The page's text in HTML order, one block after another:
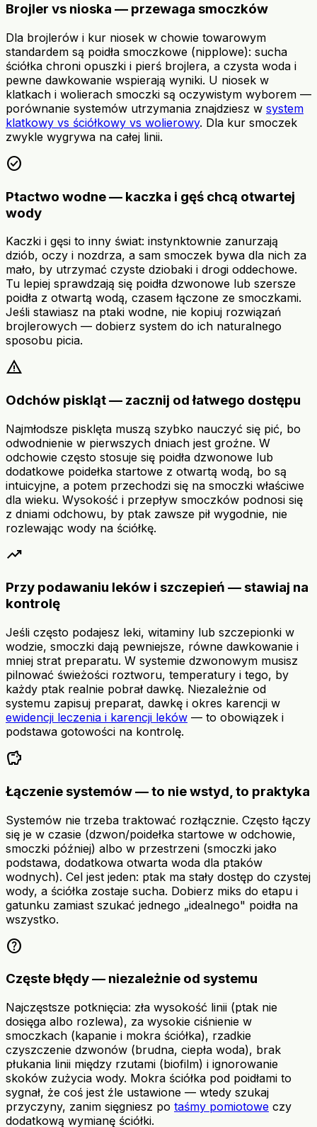
Brojler vs nioska — przewaga smoczków
Dla brojlerów i kur niosek w chowie towarowym
standardem są poidła smoczkowe (nipplowe): sucha
ściółka chroni opuszki i pierś brojlera, a czysta woda i
pewne dawkowanie wspierają wyniki. U niosek w
klatkach i wolierach smoczki są oczywistym wyborem —
porównanie systemów utrzymania znajdziesz w system
klatkowy vs ściółkowy vs wolierowy. Dla kur smoczek
zwykle wygrywa na całej linii.
check_circle
Ptactwo wodne — kaczka i gęś chcą otwartej
wody
Kaczki i gęsi to inny świat: instynktownie zanurzają
dziób, oczy i nozdrza, a sam smoczek bywa dla nich za
mało, by utrzymać czyste dziobaki i drogi oddechowe.
Tu lepiej sprawdzają się poidła dzwonowe lub szersze
poidła z otwartą wodą, czasem łączone ze smoczkami.
Jeśli stawiasz na ptaki wodne, nie kopiuj rozwiązań
brojlerowych — dobierz system do ich naturalnego
sposobu picia.
warning
Odchów piskląt — zacznij od łatwego dostępu
Najmłodsze pisklęta muszą szybko nauczyć się pić, bo
odwodnienie w pierwszych dniach jest groźne. W
odchowie często stosuje się poidła dzwonowe lub
dodatkowe poidełka startowe z otwartą wodą, bo są
intuicyjne, a potem przechodzi się na smoczki właściwe
dla wieku. Wysokość i przepływ smoczków podnosi się
z dniami odchowu, by ptak zawsze pił wygodnie, nie
rozlewając wody na ściółkę.
trending_up
Przy podawaniu leków i szczepień — stawiaj na
kontrolę
Jeśli często podajesz leki, witaminy lub szczepionki w
wodzie, smoczki dają pewniejsze, równe dawkowanie i
mniej strat preparatu. W systemie dzwonowym musisz
pilnować świeżości roztworu, temperatury i tego, by
każdy ptak realnie pobrał dawkę. Niezależnie od
systemu zapisuj preparat, dawkę i okres karencji w
ewidencji leczenia i karencji leków — to obowiązek i
podstawa gotowości na kontrolę.
savings
Łączenie systemów — to nie wstyd, to praktyka
Systemów nie trzeba traktować rozłącznie. Często łączy
się je w czasie (dzwon/poidełka startowe w odchowie,
smoczki później) albo w przestrzeni (smoczki jako
podstawa, dodatkowa otwarta woda dla ptaków
wodnych). Cel jest jeden: ptak ma stały dostęp do czystej
wody, a ściółka zostaje sucha. Dobierz miks do etapu i
gatunku zamiast szukać jednego „idealnego" poidła na
wszystko.
help
Częste błędy — niezależnie od systemu
Najczęstsze potknięcia: zła wysokość linii (ptak nie
dosięga albo rozlewa), za wysokie ciśnienie w
smoczkach (kapanie i mokra ściółka), rzadkie
czyszczenie dzwonów (brudna, ciepła woda), brak
płukania linii między rzutami (biofilm) i ignorowanie
skoków zużycia wody. Mokra ściółka pod poidłami to
sygnał, że coś jest źle ustawione — wtedy szukaj
przyczyny, zanim sięgniesz po taśmy pomiotowe czy
dodatkową wymianę ściółki.